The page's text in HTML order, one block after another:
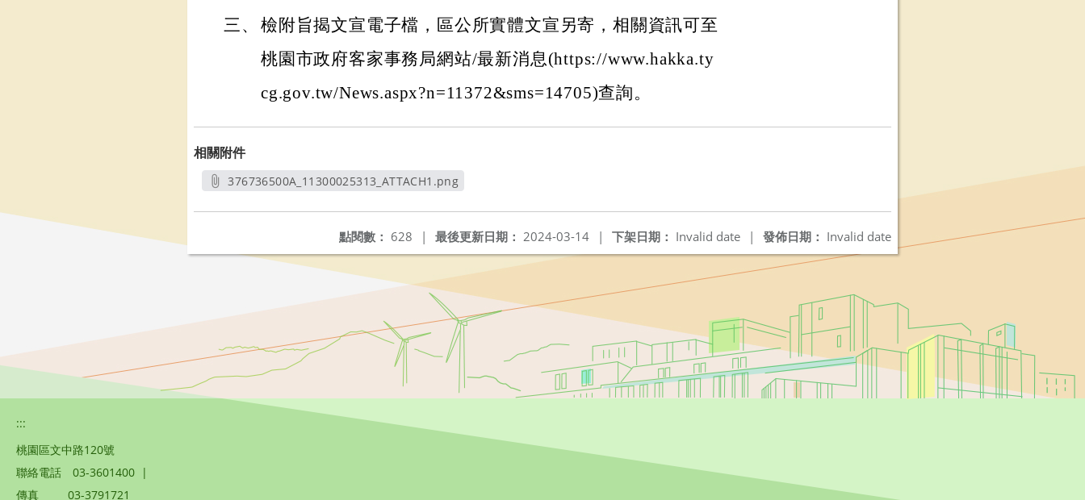
三、 檢附旨揭文宣電子檔，區公所實體文宣另寄，相關資訊可至
桃園市政府客家事務局網站/最新消息(https://www.hakka.ty
cg.gov.tw/News.aspx?n=11372&sms=14705)查詢。
相關附件
376736500A_11300025313_ATTACH1.png
發佈日期： Invalid date
下架日期： Invalid date |
最後更新日期： 2024-03-14 |
點閱數： 628 |
:::
桃園區文中路120號
聯絡電話
03-3601400 |
傳真
03-3791721